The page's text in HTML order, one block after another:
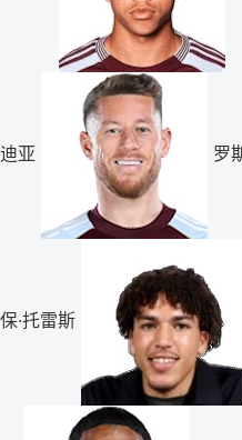
迪亚 罗
保·托雷斯